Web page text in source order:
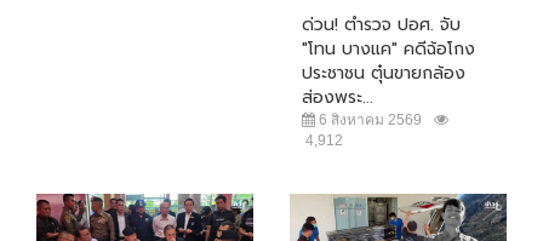
ด่วน! ตำรวจ ปอศ. จับ
"โทน บางแค" คดีฉ้อโกง
ประชาชน ตุ๋นขายกล้อง
ส่องพระ...
6 สิงหาคม 2569
4,912